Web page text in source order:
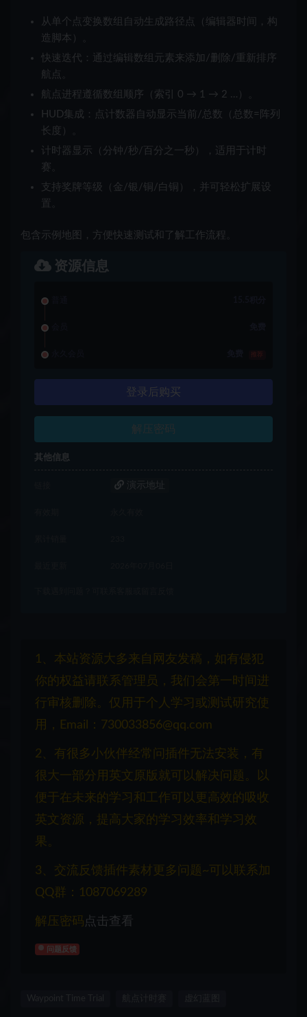
从单个 点变换数组
自动生成路径点（编辑器时间，构
造脚本）。
快速迭代 ：通过编辑数组元素来添加/删除/重新排序
航点。
航点进程 遵循数组顺序（ 索引 0 → 1 → 2 … ）。
HUD集成 ：点计数器自动显示 当前/总数 （总数=阵列
长度）。
计时器显示 （分钟/秒/百分之一秒），适用于计时
赛。
支持奖牌等级 （金/银/铜/白铜），并可轻松扩展设
置。
包含示例地图 ，方便快速测试和了解工作流程。
资源信息
推荐
登录后购买
解压密码
其他信息
演示地址
1、本站资源大多来自网友发稿，如有侵犯
你的权益请联系管理员，我们会第一时间进
行审核删除。仅用于个人学习或测试研究使
用，Email：730033856@qq.com
2、有很多小伙伴经常问插件无法安装，有
很大一部分用英文原版就可以解决问题。以
便于在未来的学习和工作可以更高效的吸收
英文资源，提高大家的学习效率和学习效
果。
3、交流反馈插件素材更多问题~可以联系加
QQ群：1087069289
解压密码 点击查看
问题反馈